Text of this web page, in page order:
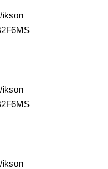
ikson​
ikson​
ikson​